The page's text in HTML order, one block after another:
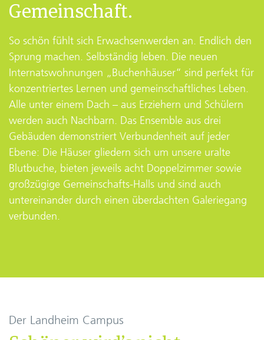
Gemeinschaft.
So schön fühlt sich Erwachsenwerden an. Endlich den
Sprung machen. Selbständig leben. Die neuen
Internatswohnungen „Buchenhäuser“ sind perfekt für
konzentriertes Lernen und gemeinschaftliches Leben.
Alle unter einem Dach – aus Erziehern und Schülern
werden auch Nachbarn. Das Ensemble aus drei
Gebäuden demonstriert Verbundenheit auf jeder
Ebene: Die Häuser gliedern sich um unsere uralte
Blutbuche, bieten jeweils acht Doppelzimmer sowie
großzügige Gemeinschafts-Halls und sind auch
untereinander durch einen überdachten Galeriegang
verbunden.
Der Landheim Campus